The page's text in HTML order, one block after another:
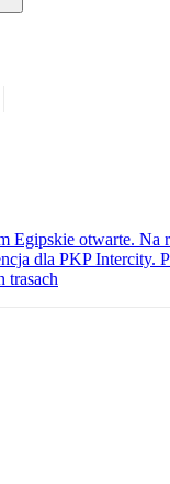
Egipskie otwarte. Na
dla PKP Intercity.
trasach